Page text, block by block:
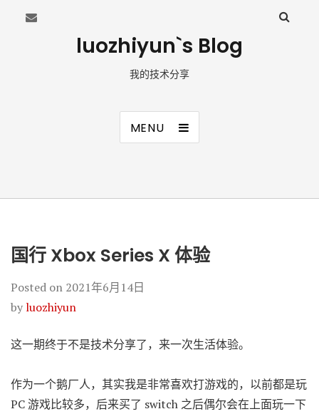
luozhiyun`s Blog
我的技术分享
MENU
国行 Xbox Series X 体验
Posted on 2021年6月14日
byluozhiyun
这一期终于不是技术分享了，来一次生活体验。
作为一个鹅厂人，其实我是非常喜欢打游戏的，以前都是玩
PC 游戏比较多，后来买了 switch 之后偶尔会在上面玩一下